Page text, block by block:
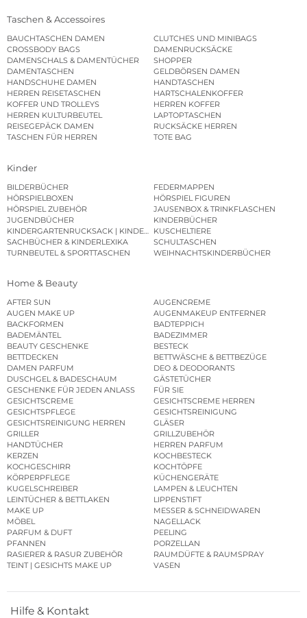
Taschen & Accessoires
BAUCHTASCHEN DAMEN
CLUTCHES UND MINIBAGS
CROSSBODY BAGS
DAMENRUCKSÄCKE
DAMENSCHALS & DAMENTÜCHER
SHOPPER
DAMENTASCHEN
GELDBÖRSEN DAMEN
HANDSCHUHE DAMEN
HANDTASCHEN
HERREN REISETASCHEN
HARTSCHALENKOFFER
KOFFER UND TROLLEYS
HERREN KOFFER
HERREN KULTURBEUTEL
LAPTOPTASCHEN
REISEGEPÄCK DAMEN
RUCKSÄCKE HERREN
TASCHEN FÜR HERREN
TOTE BAG
Kinder
BILDERBÜCHER
FEDERMAPPEN
HÖRSPIELBOXEN
HÖRSPIEL FIGUREN
HÖRSPIEL ZUBEHÖR
JAUSENBOX & TRINKFLASCHEN
JUGENDBÜCHER
KINDERBÜCHER
KINDERGARTENRUCKSACK | KINDERGARTENBEUTEL
KUSCHELTIERE
SACHBÜCHER & KINDERLEXIKA
SCHULTASCHEN
TURNBEUTEL & SPORTTASCHEN
WEIHNACHTSKINDERBÜCHER
Home & Beauty
AFTER SUN
AUGENCREME
AUGEN MAKE UP
AUGENMAKEUP ENTFERNER
BACKFORMEN
BADTEPPICH
BADEMÄNTEL
BADEZIMMER
BEAUTY GESCHENKE
BESTECK
BETTDECKEN
BETTWÄSCHE & BETTBEZÜGE
DAMEN PARFUM
DEO & DEODORANTS
DUSCHGEL & BADESCHAUM
GÄSTETÜCHER
GESCHENKE FÜR JEDEN ANLASS
FÜR SIE
GESICHTSCREME
GESICHTSCREME HERREN
GESICHTSPFLEGE
GESICHTSREINIGUNG
GESICHTSREINIGUNG HERREN
GLÄSER
GRILLER
GRILLZUBEHÖR
HANDTÜCHER
HERREN PARFUM
KERZEN
KOCHBESTECK
KOCHGESCHIRR
KOCHTÖPFE
KÖRPERPFLEGE
KÜCHENGERÄTE
KUGELSCHREIBER
LAMPEN & LEUCHTEN
LEINTÜCHER & BETTLAKEN
LIPPENSTIFT
MAKE UP
MESSER & SCHNEIDWAREN
MÖBEL
NAGELLACK
PARFUM & DUFT
PEELING
PFANNEN
PORZELLAN
RASIERER & RASUR ZUBEHÖR
RAUMDÜFTE & RAUMSPRAY
TEINT | GESICHTS MAKE UP
VASEN
Hilfe & Kontakt